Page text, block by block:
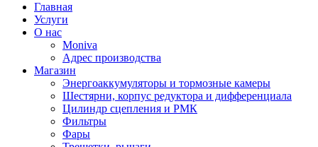
Главная
Услуги
О нас
Moniva
Адрес производства
Магазин
Энергоаккумуляторы и тормозные камеры
Шестярни, корпус редуктора и дифференциала
Цилиндр сцепления и РМК
Фильтры
Фары